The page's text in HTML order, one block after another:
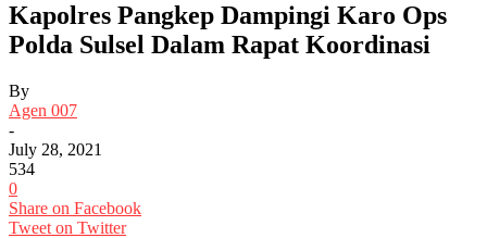
Kapolres Pangkep Dampingi Karo Ops
Polda Sulsel Dalam Rapat Koordinasi
By
Agen 007
-
July 28, 2021
534
0
Share on Facebook
Tweet on Twitter